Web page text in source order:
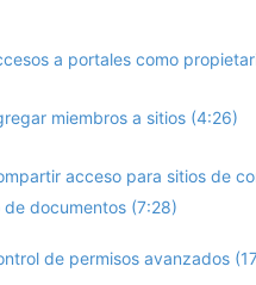
a portales como
miembros a sitios (4:26)
acceso para sitios de
documentos (7:28)
de permisos avanzados